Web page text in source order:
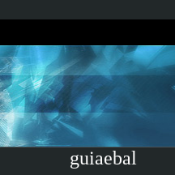
guiaebal